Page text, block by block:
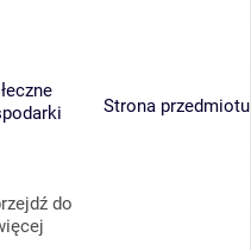
do
Strona przedmiotu